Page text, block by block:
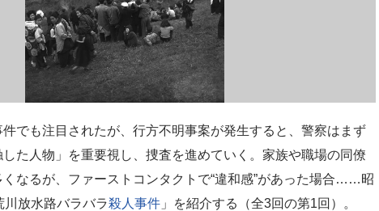
でも注目されたが、行方不明事案が発生すると、警察はまず
した人物」を重要視し、捜査を進めていく。家族や職場の同僚
なるが、ファーストコンタクトで“違和感”があった場合……昭
放水路バラバラ殺人事件 」を紹介する（全3回の第1回）。